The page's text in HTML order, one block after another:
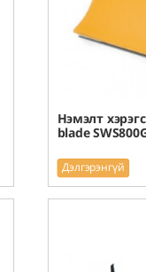
Нэмэлт
blade
Дэлгэрэнгүй